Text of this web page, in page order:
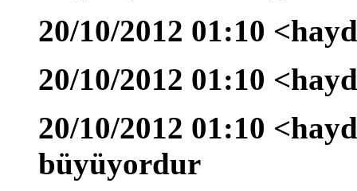
20/10/2012 01:10
20/10/2012 01:10
20/10/2012 01:10
büyüyordur